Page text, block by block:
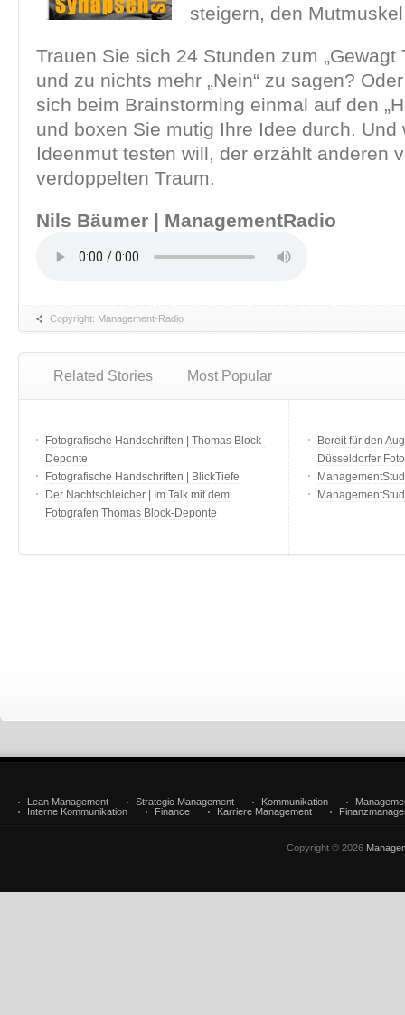
steigern, den
Trauen Sie sich 24 Stunden zum „Gewagt
und zu nichts mehr „Nein“ zu sagen?
sich beim Brainstorming einmal auf den
und boxen Sie mutig Ihre Idee durch. Und
Ideenmut testen will, der erzählt anderen
verdoppelten Traum.
Nils Bäumer | ManagementRadio
Copyright: Management-Radio
Related Stories Most Popular
Fotografische Handschriften | Thomas Block-
Deponte
Fotografische Handschriften | BlickTiefe
Der Nachtschleicher | Im Talk mit dem
Fotografen Thomas Block-Deponte
Bereit für den
Düsseldorfer
Lean Management Strategic Management Kommunikation
Interne Kommunikation
Finance Karriere Management
Copyright © 2026